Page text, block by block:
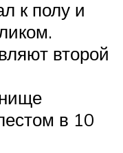
к полу и
второй
в 10